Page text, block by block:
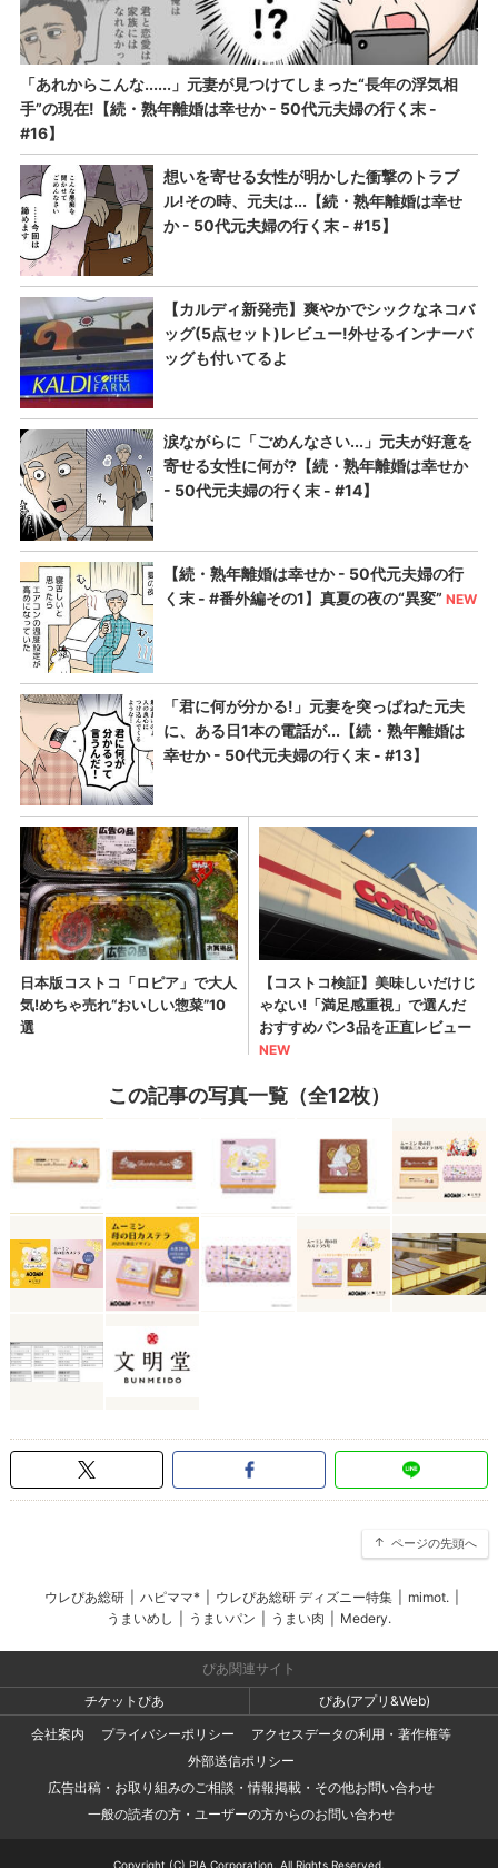
この記事の写真一覧（全12枚）
ページの先頭へ
ウレぴあ総研 ハピママ* ウレぴあ総研 ディズニー特集 mimot.
うまいめし
うまいパン うまい肉 Medery.
ぴあ関連サイト
チケットぴあ
ぴあ(アプリ&Web)
会社案内
プライバシーポリシー
アクセスデータの利用・著作権等
外部送信ポリシー
広告出稿・お取り組みのご相談・情報掲載・その他お問い合わせ
一般の読者の方・ユーザーの方からのお問い合わせ
Copyright (C) PIA Corporation. All Rights Reserved.